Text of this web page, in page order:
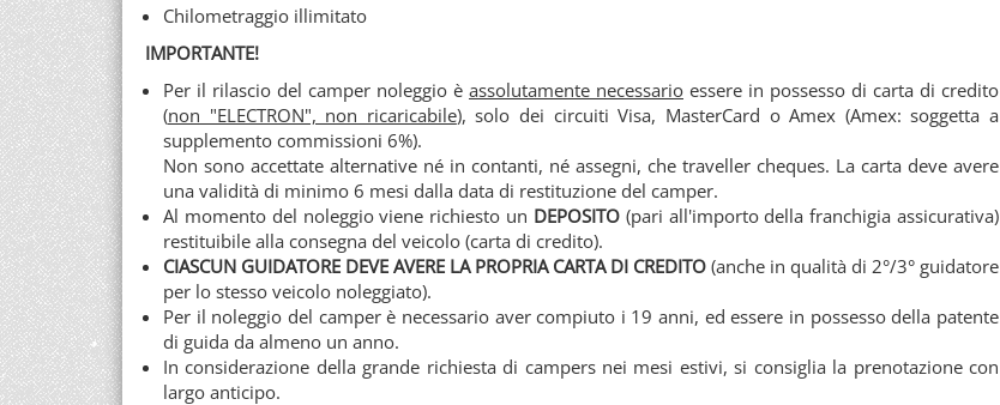
Chilometraggio illimitato
IMPORTANTE!
Per il rilascio del camper noleggio è assolutamente necessario essere in possesso di carta di credito
(non "ELECTRON", non ricaricabile), solo dei circuiti Visa, MasterCard o Amex (Amex: soggetta a
supplemento commissioni 6%).
Non sono accettate alternative né in contanti, né assegni, che traveller cheques. La carta deve avere
una validità di minimo 6 mesi dalla data di restituzione del camper.
Al momento del noleggio viene richiesto un DEPOSITO(pari all'importo della franchigia assicurativa)
restituibile alla consegna del veicolo (carta di credito).
CIASCUN GUIDATORE DEVE AVERE LA PROPRIA CARTA DI CREDITO (anche in qualità di 2°/3° guidatore
per lo stesso veicolo noleggiato).
Per il noleggio del camper è necessario aver compiuto i 19 anni, ed essere in possesso della patente
di guida da almeno un anno.
In considerazione della grande richiesta di campers nei mesi estivi, si consiglia la prenotazione con
largo anticipo.